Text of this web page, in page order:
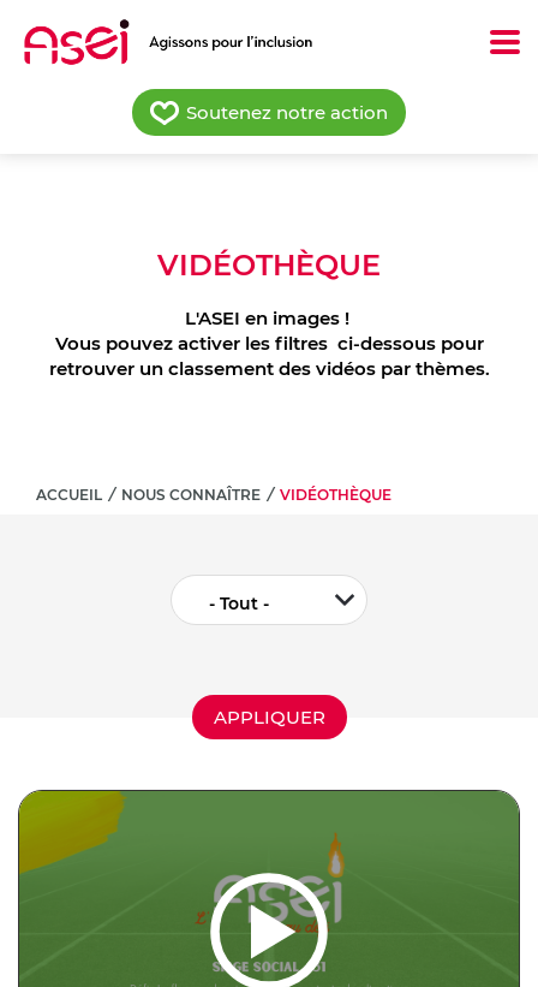
contenu
Soutenez notre action
VIDÉOTHÈQUE
L'ASEI en images !
Vous pouvez activer les filtres ci-dessous pour
retrouver un classement des vidéos par thèmes.
ACCUEIL / NOUS CONNAÎTRE / VIDÉOTHÈQUE
- Tout -
APPLIQUER